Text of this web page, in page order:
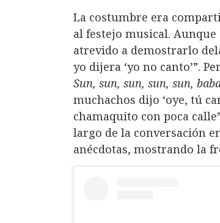
La costumbre era
al festejo musical.
atrevido a demostrarlo
yo dijera ‘yo no canto’”.
Sun, sun, sun, sun, sun,
muchachos dijo ‘oye, tú
chamaquito con poca
largo de la conversación
anécdotas, mostrando la